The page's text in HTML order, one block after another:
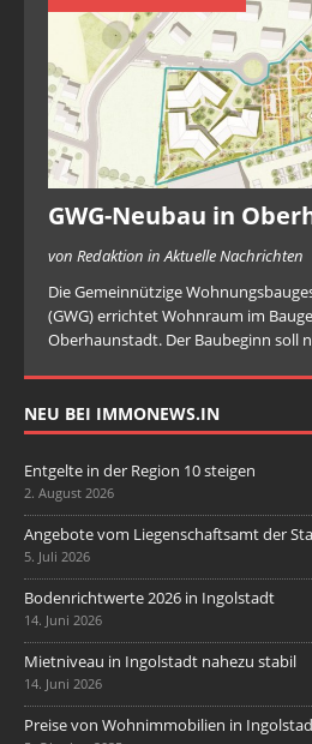
GWG-Neubau in
von Redaktion in Aktuelle Nachrichten
Die Gemeinnützige
(GWG) errichtet Wohnraum im
Oberhaunstadt. Der Baubeginn soll
NEU BEI IMMONEWS.IN
Entgelte in der Region 10 steigen
2. August 2026
Angebote vom Liegenschaftsamt der
5. Juli 2026
Bodenrichtwerte 2026 in Ingolstadt
14. Juni 2026
Mietniveau in Ingolstadt nahezu stabil
14. Juni 2026
Preise von Wohnimmobilien in